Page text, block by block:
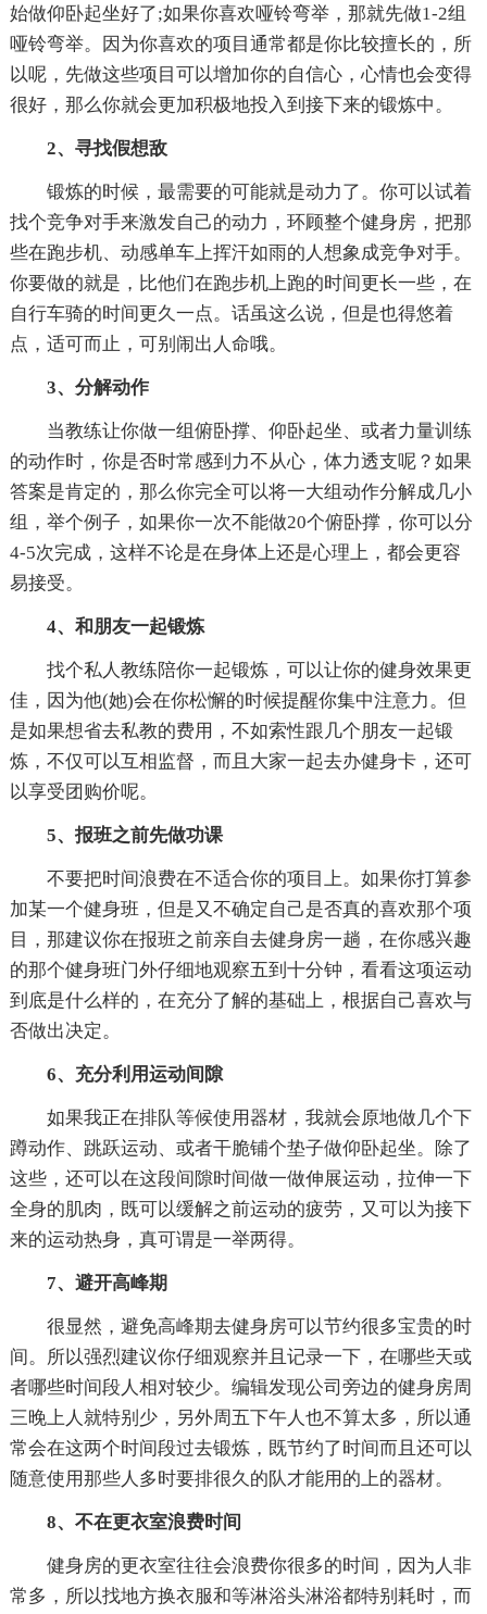
始做仰卧起坐好了;如果你喜欢哑铃弯举，那就先做1-2组
哑铃弯举。因为你喜欢的项目通常都是你比较擅长的，所
以呢，先做这些项目可以增加你的自信心，心情也会变得
很好，那么你就会更加积极地投入到接下来的锻炼中。
2、寻找假想敌
锻炼的时候，最需要的可能就是动力了。你可以试着
找个竞争对手来激发自己的动力，环顾整个健身房，把那
些在跑步机、动感单车上挥汗如雨的人想象成竞争对手。
你要做的就是，比他们在跑步机上跑的时间更长一些，在
自行车骑的时间更久一点。话虽这么说，但是也得悠着
点，适可而止，可别闹出人命哦。
3、分解动作
当教练让你做一组俯卧撑、仰卧起坐、或者力量训练
的动作时，你是否时常感到力不从心，体力透支呢？如果
答案是肯定的，那么你完全可以将一大组动作分解成几小
组，举个例子，如果你一次不能做20个俯卧撑，你可以分
4-5次完成，这样不论是在身体上还是心理上，都会更容
易接受。
4、和朋友一起锻炼
找个私人教练陪你一起锻炼，可以让你的健身效果更
佳，因为他(她)会在你松懈的时候提醒你集中注意力。但
是如果想省去私教的费用，不如索性跟几个朋友一起锻
炼，不仅可以互相监督，而且大家一起去办健身卡，还可
以享受团购价呢。
5、报班之前先做功课
不要把时间浪费在不适合你的项目上。如果你打算参
加某一个健身班，但是又不确定自己是否真的喜欢那个项
目，那建议你在报班之前亲自去健身房一趟，在你感兴趣
的那个健身班门外仔细地观察五到十分钟，看看这项运动
到底是什么样的，在充分了解的基础上，根据自己喜欢与
否做出决定。
6、充分利用运动间隙
如果我正在排队等候使用器材，我就会原地做几个下
蹲动作、跳跃运动、或者干脆铺个垫子做仰卧起坐。除了
这些，还可以在这段间隙时间做一做伸展运动，拉伸一下
全身的肌肉，既可以缓解之前运动的疲劳，又可以为接下
来的运动热身，真可谓是一举两得。
7、避开高峰期
很显然，避免高峰期去健身房可以节约很多宝贵的时
间。所以强烈建议你仔细观察并且记录一下，在哪些天或
者哪些时间段人相对较少。编辑发现公司旁边的健身房周
三晚上人就特别少，另外周五下午人也不算太多，所以通
常会在这两个时间段过去锻炼，既节约了时间而且还可以
随意使用那些人多时要排很久的队才能用的上的器材。
8、不在更衣室浪费时间
健身房的更衣室往往会浪费你很多的时间，因为人非
常多，所以找地方换衣服和等淋浴头淋浴都特别耗时，而